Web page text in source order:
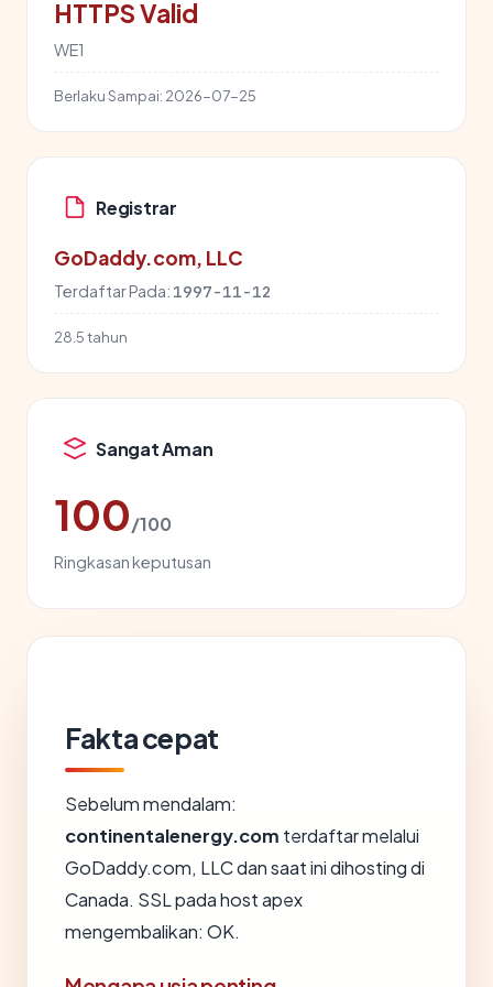
HTTPS Valid
WE1
Berlaku Sampai: 2026-07-25
Registrar
GoDaddy.com, LLC
Terdaftar Pada: 1997-11-12
28.5 tahun
Sangat Aman
100/100
Ringkasan keputusan
Fakta cepat
Sebelum mendalam:
continentalenergy.com terdaftar melalui
GoDaddy.com, LLC dan saat ini dihosting di
Canada. SSL pada host apex
mengembalikan: OK.